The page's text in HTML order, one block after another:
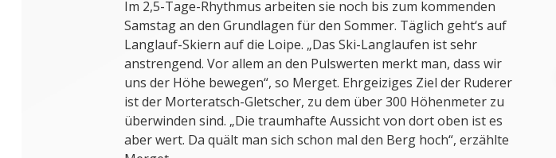
Im 2,5-Tage-Rhythmus arbeiten sie noch bis zum kommenden
Samstag an den Grundlagen für den Sommer. Täglich geht‘s auf
Langlauf-Skiern auf die Loipe. „Das Ski-Langlaufen ist sehr
anstrengend. Vor allem an den Pulswerten merkt man, dass wir
uns der Höhe bewegen“, so Merget. Ehrgeiziges Ziel der Ruderer
ist der Morteratsch-Gletscher, zu dem über 300 Höhenmeter zu
überwinden sind. „Die traumhafte Aussicht von dort oben ist es
aber wert. Da quält man sich schon mal den Berg hoch“, erzählte